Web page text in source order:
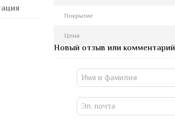
Покрытие
Цена
Новый отзыв или комментарий